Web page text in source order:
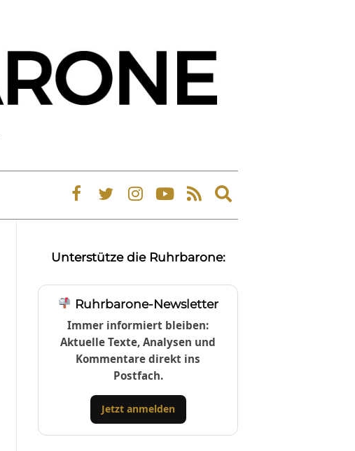
Expand
search
Unterstütze die Ruhrbarone:
Ruhrbarone-Newsletter
Immer informiert bleiben:
Aktuelle Texte, Analysen und
Kommentare direkt ins
Postfach.
Jetzt anmelden